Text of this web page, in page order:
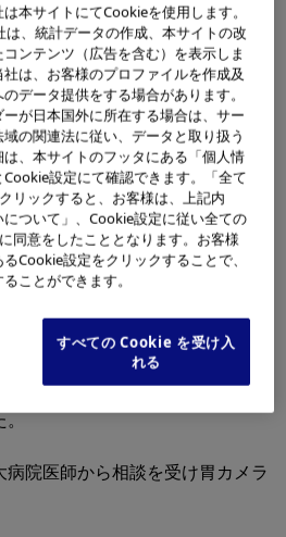
した時代、他社に先駆けて当社は
し、経営の近代化への道を歩み始
場を再建しますが、資金、資材と
ありました。戦時中に都心から長
）に疎開させていた顕微鏡やカ
って生産を再開したことはその一
地、渋谷区幡ヶ谷に本社の建設を
資完了を機に、オリンパス光学工
。製品ブランドとの一致のみなら
界のオリンパスへと羽ばたく経営
。
病院医師から相談を受け胃カメラ
本サイトにてCookieを使用します。
、統計データの作成、本サイトの改
ンテンツ（広告を含む）を表示しま
は、お客様のプロファイルを作成及
データ提供をする場合があります。
が日本国外に所在する場合は、サー
の関連法に従い、データと取り扱う
、本サイトのフッタにある「個人情
設定にて確認できます。「全て
リックすると、お客様は、上記内
ついて」、Cookie設定に従い全ての
同意をしたこととなります。お客様
Cookie設定をクリックすることで、
ことができます。
すべての Cookie を受け入
れる